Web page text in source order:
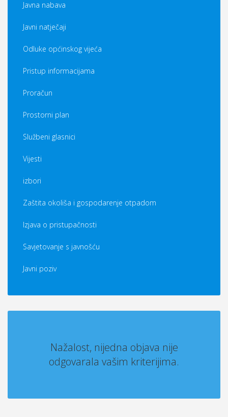
Javna nabava
Javni natječaji
Odluke općinskog vijeća
Pristup informacijama
Proračun
Prostorni plan
Službeni glasnici
Vijesti
izbori
Zaštita okoliša i gospodarenje otpadom
Izjava o pristupačnosti
Savjetovanje s javnošću
Javni poziv
Nažalost, nijedna objava nije
odgovarala vašim kriterijima.